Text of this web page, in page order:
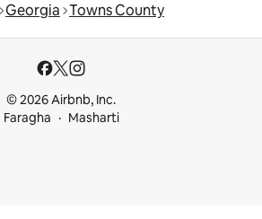
Georgia Towns County
© 2026 Airbnb, Inc.
Faragha
Masharti